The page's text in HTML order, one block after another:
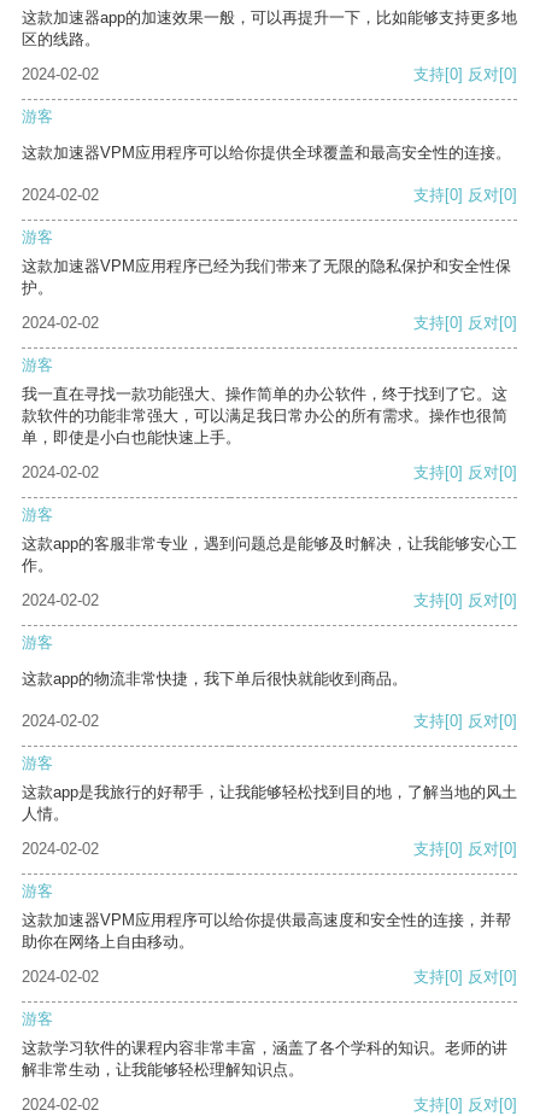
这款加速器app的加速效果一般，可以再提升一下，比如能够支持更多地
区的线路。
2024-02-02
支持[0] 反对[0]
游客
这款加速器VPM应用程序可以给你提供全球覆盖和最高安全性的连接。
2024-02-02 支持[0] 反对[0]
游客
这款加速器VPM应用程序已经为我们带来了无限的隐私保护和安全性保
护。
2024-02-02
支持[0] 反对[0]
游客
我一直在寻找一款功能强大、操作简单的办公软件，终于找到了它。这
款软件的功能非常强大，可以满足我日常办公的所有需求。操作也很简
单，即使是小白也能快速上手。
2024-02-02
支持[0] 反对[0]
游客
这款app的客服非常专业，遇到问题总是能够及时解决，让我能够安心工
作。
2024-02-02
支持[0] 反对[0]
游客
这款app的物流非常快捷，我下单后很快就能收到商品。
2024-02-02 支持[0] 反对[0]
游客
这款app是我旅行的好帮手，让我能够轻松找到目的地，了解当地的风土
人情。
2024-02-02
支持[0] 反对[0]
游客
这款加速器VPM应用程序可以给你提供最高速度和安全性的连接，并帮
助你在网络上自由移动。
2024-02-02
支持[0] 反对[0]
游客
这款学习软件的课程内容非常丰富，涵盖了各个学科的知识。老师的讲
解非常生动，让我能够轻松理解知识点。
2024-02-02
支持[0] 反对[0]